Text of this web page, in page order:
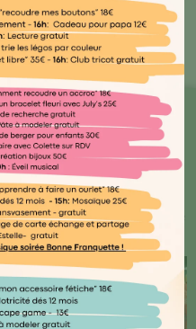
détail compte ! Plongez
et originalité se
gamme de produits
normands ou
renommées telles que